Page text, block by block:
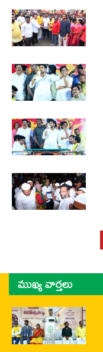
ముఖ్య వార్తలు